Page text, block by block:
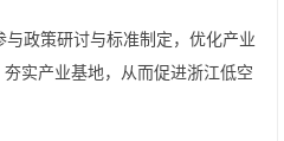
政策研讨与标准制定，优化产业
实产业基地，从而促进浙江低空